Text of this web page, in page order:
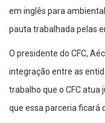
em inglês para
pauta trabalhada pelas
O presidente do CFC,
integração entre as
trabalho que o CFC atua
que essa parceria ficará